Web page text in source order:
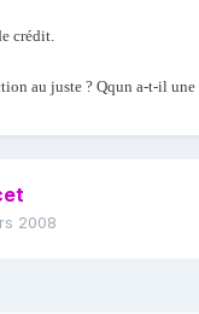
crédit.
au juste ? Qqun a-t-il
2008